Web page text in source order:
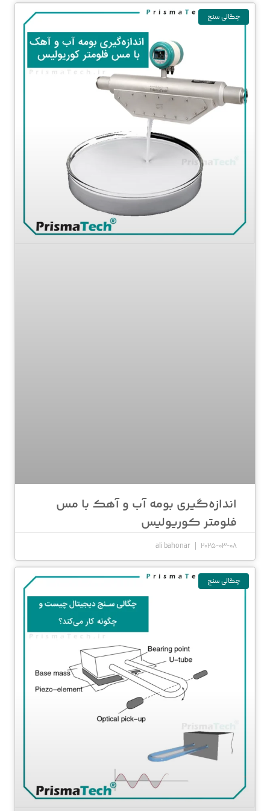
چگالی سنج
اندازه‌گیری بومه آب و آهک با مس
فلومتر کوریولیس
ali bahonar 2025-03-08
چگالی سنج